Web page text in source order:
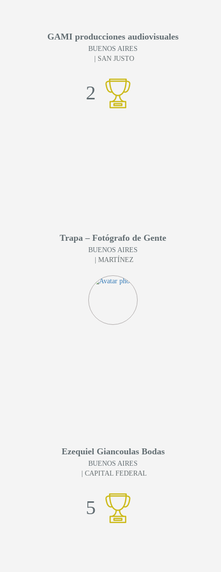
GAMI producciones audiovisuales
BUENOS AIRES
| SAN JUSTO
2
Trapa – Fotógrafo de Gente
BUENOS AIRES
| MARTÍNEZ
Ezequiel Giancoulas Bodas
BUENOS AIRES
| CAPITAL FEDERAL
5